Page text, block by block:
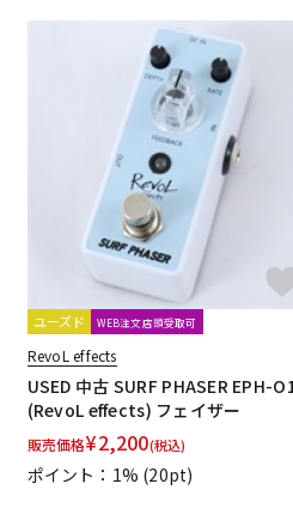
ユーズド WEB注文店頭受取可
RevoL effects
USED 中古 SURF PHASER EPH-
(RevoL effects) フェイザー
販売価格¥2,200(税込)
ポイント：1% (20pt)